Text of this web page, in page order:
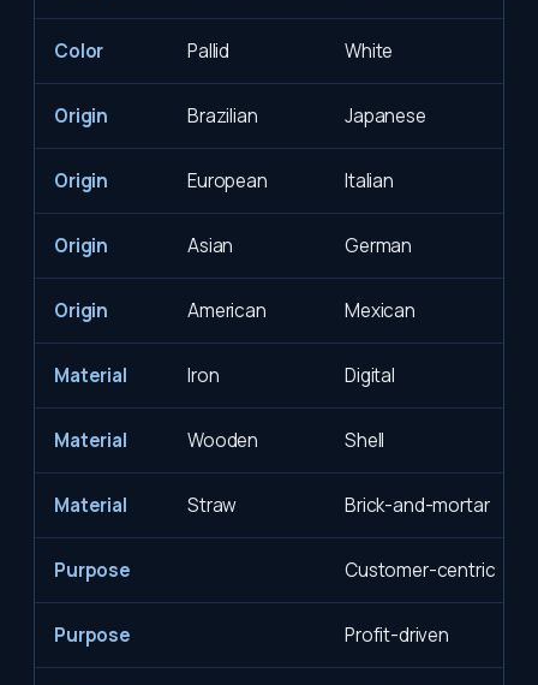
Color Pallid White
Origin Brazilian Japanese
Origin European Italian
Origin Asian German
Origin American Mexican
Material Iron Digital
Material Wooden Shell
Material Straw Brick-and-mortar
Purpose Customer-centric
Purpose Profit-driven